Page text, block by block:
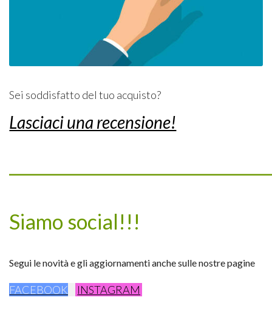
Sei soddisfatto del tuo acquisto?
Lasciaci una recensione!
Siamo social!!!
Segui le novità e gli aggiornamenti anche sulle nostre pagine
FACEBOOK INSTAGRAM